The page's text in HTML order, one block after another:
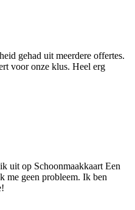
gehad uit meerdere offertes.
voor onze klus. Heel erg
uit op Schoonmaakkaart Een
me geen probleem. Ik ben